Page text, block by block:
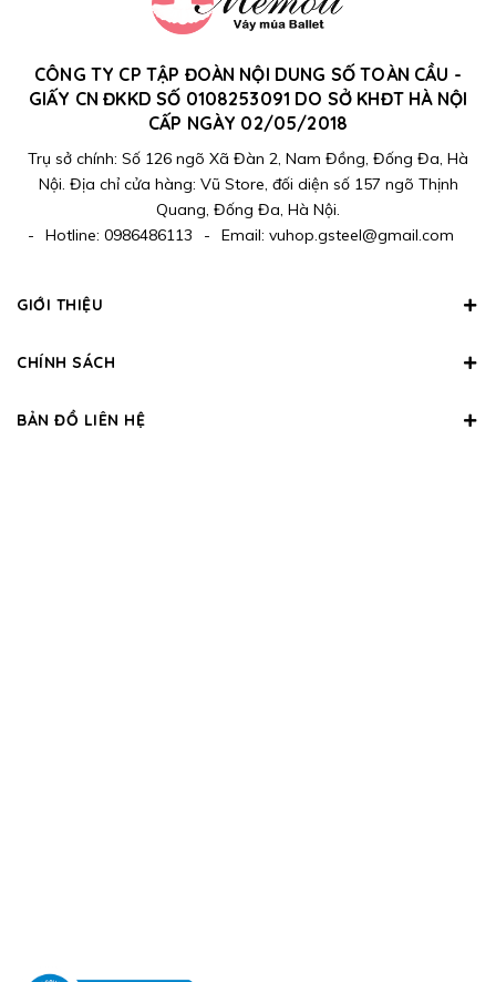
CÔNG TY CP TẬP ĐOÀN NỘI DUNG SỐ TOÀN CẦU -
GIẤY CN ĐKKD SỐ 0108253091 DO SỞ KHĐT HÀ NỘI
CẤP NGÀY 02/05/2018
Trụ sở chính: Số 126 ngõ Xã Đàn 2, Nam Đồng, Đống Đa, Hà
Nội. Địa chỉ cửa hàng: Vũ Store, đối diện số 157 ngõ Thịnh
Quang, Đống Đa, Hà Nội.
-
Hotline: 0986486113 - Email: vuhop.gsteel@gmail.com
GIỚI THIỆU
CHÍNH SÁCH
BẢN ĐỒ LIÊN HỆ